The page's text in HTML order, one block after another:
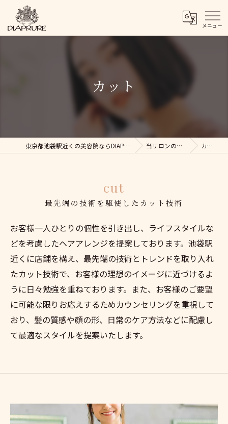
カット
東京都池袋駅近くの美容院ならDIAPRURE 当サロンの特徴 カット
最先端の技術を駆使したカット技術
cut
お客様一人ひとりの個性を引き出し、ライフスタイルな
どを考慮したヘアアレンジを提案しております。池袋駅
近くに店舗を構え、最先端の技術とトレンドを取り入れ
たカット技術で、お客様の理想のイメージに近づけるよ
うに日々勉強を重ねております。また、お客様のご要望
に可能な限りお応えするためカウンセリングを重視して
おり、髪の質感や顔の形、日常のケア方法などに配慮し
て最適なスタイルを提案いたします。